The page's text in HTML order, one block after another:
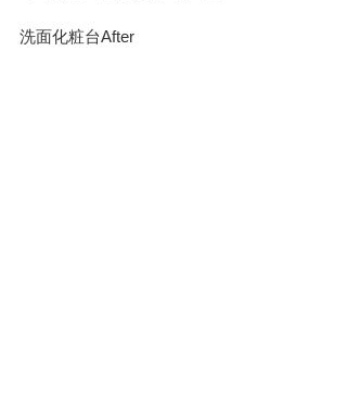
洗面化粧台After